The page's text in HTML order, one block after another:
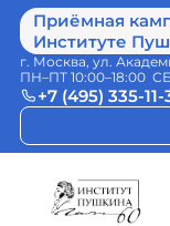
Приёмная
Институте
г. Москва, ул.
ПН–ПТ 10:00–18:00
+7 (495) 335-11-